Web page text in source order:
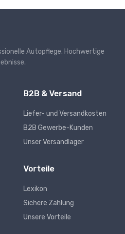
Autopflege. Hochwertige
B2B & Versand
Liefer- und Versandkosten
B2B Gewerbe-Kunden
Unser Versandlager
Vorteile
Lexikon
Sichere Zahlung
Unsere Vorteile